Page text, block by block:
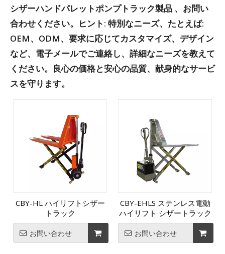
シザーハンドパレットポンプトラック製品 、お問い
合わせください。ヒント: 特別なニーズ、たとえば:
OEM、ODM、要求に応じてカスタマイズ、デザイン
など、電子メールでご連絡し、詳細なニーズを教えて
ください。良心の価格と安心の品質、献身的なサービ
スを守ります。
CBY-HL ハイリフトシザー
トラック
お問い合わせ
CBY-EHLS ステンレス電動
ハイリフト シザートラック
お問い合わせ